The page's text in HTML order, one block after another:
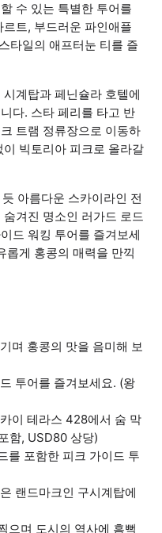
수 있는 특별한 투어를
트, 부드러운 파인애플
타일의 애프터눈 티를 즐
계탑과 페닌슐라 호텔에
다. 스타 페리를 타고 반
트램 정류장으로 이동하
빅토리아 피크로 올라갈
아름다운 스카이라인 전
겨진 명소인 러가드 로드
드 워킹 투어를 즐겨보세
롭게 홍콩의 매력을 만끽
며 홍콩의 맛을 음미해 보
투어를 즐겨보세요. (왕
이 테라스 428에서 숨 막
함, USD80 상당)
를 포함한 피크 가이드 투
랜드마크인 구시계탑에
으며 도시의 역사에 흠뻑